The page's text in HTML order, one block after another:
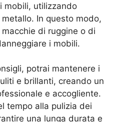
mobili, utilizzando
In questo modo,
di ruggine o di
i mobili.
potrai mantenere i
e brillanti, creando un
e accogliente.
tempo alla pulizia dei
una lunga durata e